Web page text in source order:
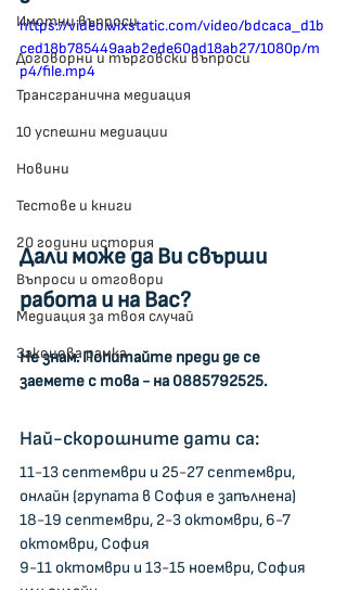
Имотни въпроси
Договорни и търговски въпроси
Трансгранична медиация
10 успешни медиации
Новини
Тестове и книги
20 години история
Въпроси и отговори
Медиация за твоя случай
Законова рамка
https://video.wixstatic.com/video/bdcaca_d1b
ced18b785449aab2ede60ad18ab27/1080p/m
p4/file.mp4
Дали може да Ви свърши
работа и на Вас?
Не знам. Попитайте преди де се
заемете с това - на 0885792525.
Най-скорошните дати са:
11-13 септември и 25-27 септември,
онлайн (групата в София е запълнена)
18-19 септември, 2-3 октомври, 6-7
октомври, София
9-11 октомври и 13-15 ноември, София